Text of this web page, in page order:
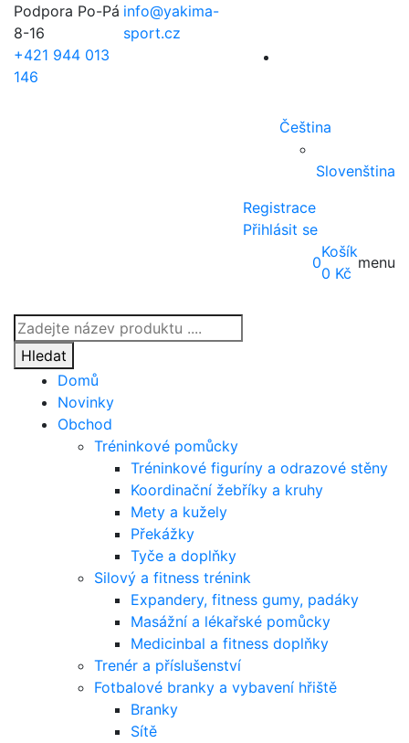
Podpora Po-Pá
8-16
+421 944 013
146
info@yakima-
sport.cz
Čeština
Slovenština
Registrace
Přihlásit se
Products
search
Hledat
0
Košík
0 Kč
menu
Domů
Novinky
Obchod
Tréninkové pomůcky
Tréninkové figuríny a odrazové stěny
Koordinační žebříky a kruhy
Mety a kužely
Překážky
Tyče a doplňky
Silový a fitness trénink
Expandery, fitness gumy, padáky
Masážní a lékařské pomůcky
Medicinbal a fitness doplňky
Trenér a příslušenství
Fotbalové branky a vybavení hřiště
Branky
Sítě